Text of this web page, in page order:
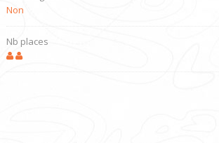
Non
Nb places